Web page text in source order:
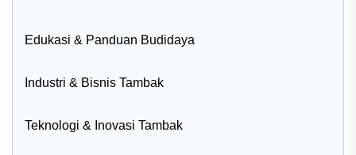
Edukasi & Panduan Budidaya
Industri & Bisnis Tambak
Teknologi & Inovasi Tambak